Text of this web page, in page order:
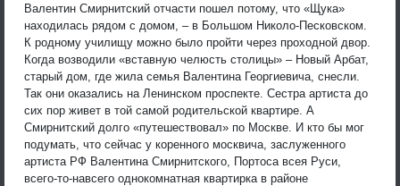
Валентин Смирнитский отчасти пошел потому, что «Щука»
находилась рядом с домом, – в Большом Николо-Песковском.
К родному училищу можно было пройти через проходной двор.
Когда возводили «вставную челюсть столицы» – Новый Арбат,
старый дом, где жила семья Валентина Георгиевича, снесли.
Так они оказались на Ленинском проспекте. Сестра артиста до
сих пор живет в той самой родительской квартире. А
Смирнитский долго «путешествовал» по Москве. И кто бы мог
подумать, что сейчас у коренного москвича, заслуженного
артиста РФ Валентина Смирнитского, Портоса всея Руси,
всего-то-навсего однокомнатная квартирка в районе